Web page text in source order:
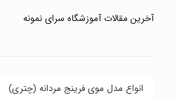
آخرین مقالات آموزشگاه سرای نمونه
انواع مدل موی فرینج مردانه (چتری)